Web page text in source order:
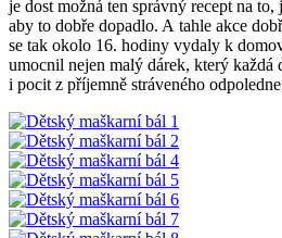
je dost možná ten správný recept na
aby to dobře dopadlo. A tahle akce
se tak okolo 16. hodiny vydaly k
umocnil nejen malý dárek, který každá
i pocit z příjemně stráveného